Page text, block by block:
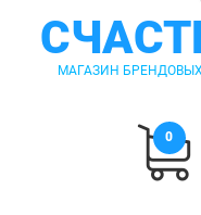
МАГАЗИН
0